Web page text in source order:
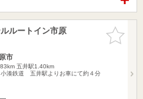
お気に入
りに追加
ルートイン市原
市
五井駅1.40km
湊鉄道 五井駅よりお車にて約４分